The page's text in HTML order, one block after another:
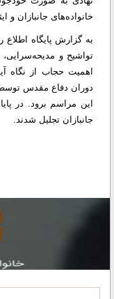
خانواده‌های جانبازان و
به گزارش پایگاه
تواشیح و مدیحه‌سرایی،
اهمیت حجاب از نگاه
دوران دفاع مقدس
این مراسم برود.‌ در
جانبازان تجلیل شدند.